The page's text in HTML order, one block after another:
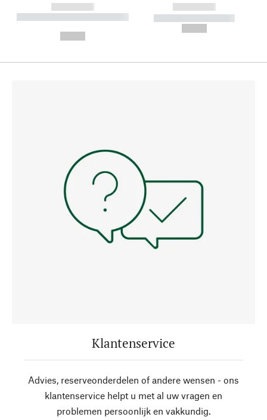
------------
----------- ----------- --------
------------
----------- -----------
Klantenservice
Advies, reserveonderdelen of andere wensen - ons
klantenservice helpt u met al uw vragen en
problemen persoonlijk en vakkundig.